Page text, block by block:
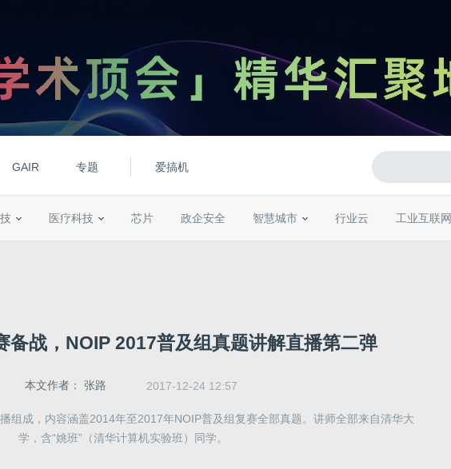
GAIR 专题 爱搞机
医疗科技 芯片 政企安全 智慧城市 行业云 工业互联网
备战，NOIP 2017普及组真题讲解直播第二弹
本文作者： 张路 2017-12-24 12:57
组成，内容涵盖2014年至2017年NOIP普及组复赛全部真题。讲师全部来自清华大
学，含“姚班”（清华计算机实验班）同学。